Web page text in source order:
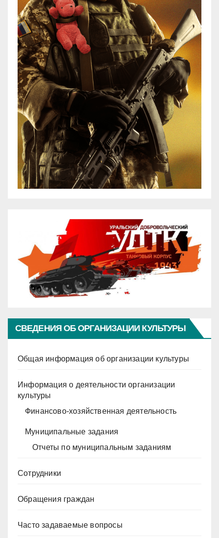
СВЕДЕНИЯ ОБ ОРГАНИЗАЦИИ КУЛЬТУРЫ
Общая информация об организации культуры
Информация о деятельности организации
культуры
Финансово-хозяйственная деятельность
Муниципальные задания
Отчеты по муниципальным заданиям
Сотрудники
Обращения граждан
Часто задаваемые вопросы